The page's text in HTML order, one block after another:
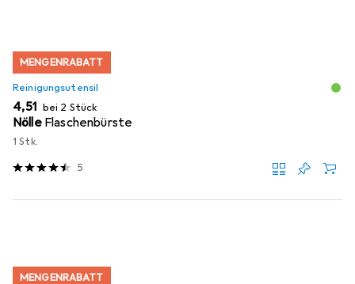
MENGENRABATT
Reinigungsutensil
EUR
4,51 bei 2 Stück
Nölle Flaschenbürste
1 Stk.
5
MENGENRABATT